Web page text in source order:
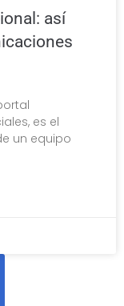
así
es el
un equipo